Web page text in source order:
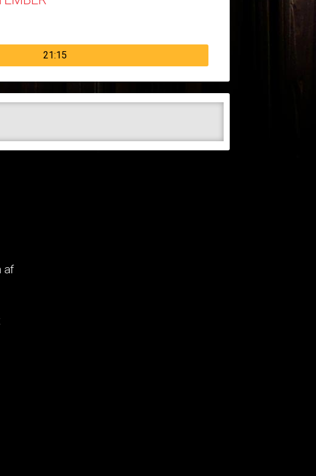
21:15
af